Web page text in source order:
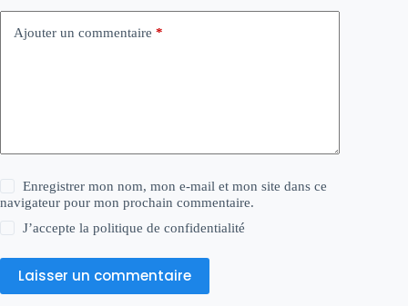
Ajouter un commentaire *
Enregistrer mon nom, mon e-mail et mon site dans ce
navigateur pour mon prochain commentaire.
J’accepte lapolitique de confidentialité
Laisser un commentaire